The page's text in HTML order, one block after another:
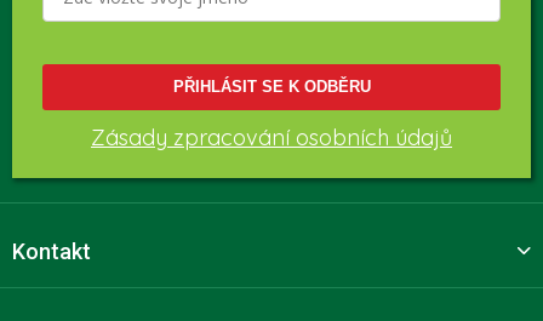
PŘIHLÁSIT SE K ODBĚRU
Zásady zpracování osobních údajů
Kontakt